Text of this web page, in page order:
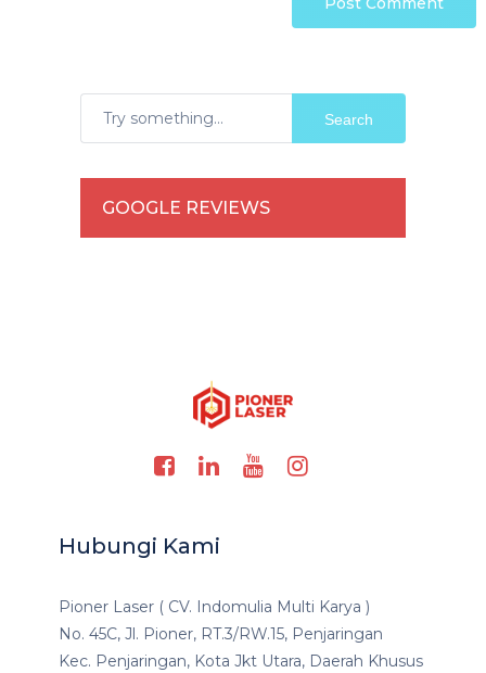
Search
GOOGLE REVIEWS
Hubungi Kami
Pioner Laser ( CV. Indomulia Multi Karya )
No. 45C, Jl. Pioner, RT.3/RW.15, Penjaringan
Kec. Penjaringan, Kota Jkt Utara, Daerah Khusus